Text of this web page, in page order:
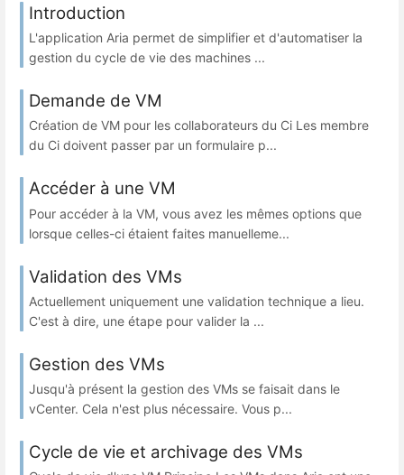
Introduction
L'application Aria permet de simplifier et d'automatiser la
gestion du cycle de vie des machines ...
Demande de VM
Création de VM pour les collaborateurs du Ci Les membre
du Ci doivent passer par un formulaire p...
Accéder à une VM
Pour accéder à la VM, vous avez les mêmes options que
lorsque celles-ci étaient faites manuelleme...
Validation des VMs
Actuellement uniquement une validation technique a lieu.
C'est à dire, une étape pour valider la ...
Gestion des VMs
Jusqu'à présent la gestion des VMs se faisait dans le
vCenter. Cela n'est plus nécessaire. Vous p...
Cycle de vie et archivage des VMs